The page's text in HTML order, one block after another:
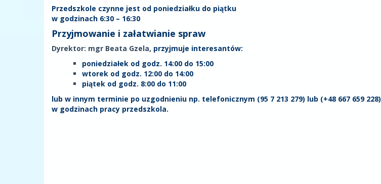
Przedszkole czynne jest od poniedziałku do piątku
w godzinach 6:30 – 16:30
Przyjmowanie i załatwianie spraw
Dyrektor: mgr Beata Gzela, przyjmuje interesantów:
poniedziałek od godz. 14:00 do 15:00
wtorek od godz. 12:00 do 14:00
piątek od godz. 8:00 do 11:00
lub w innym terminie po uzgodnieniu np. telefonicznym (95 7 213 279) lub (+48 667 659 228)
w godzinach pracy przedszkola.